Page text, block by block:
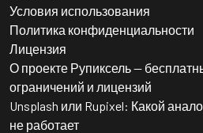
Условия использования
Политика конфиденциальности
Лицензия
О проекте Рупиксель —
ограничений и лицензий
Unsplash или Rupixel: Какой
не работает